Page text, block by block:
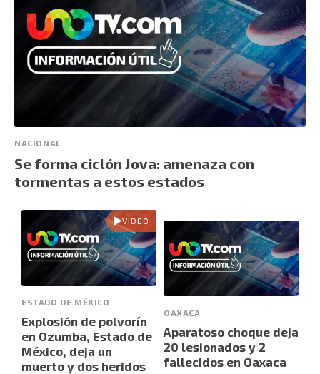
NACIONAL
Se forma ciclón Jova: amenaza con
tormentas a estos estados
VIDEO
ESTADO DE MÉXICO
Explosión de polvorín
en Ozumba, Estado de
México, deja un
muerto y dos heridos
OAXACA
Aparatoso choque deja
20 lesionados y 2
fallecidos en Oaxaca